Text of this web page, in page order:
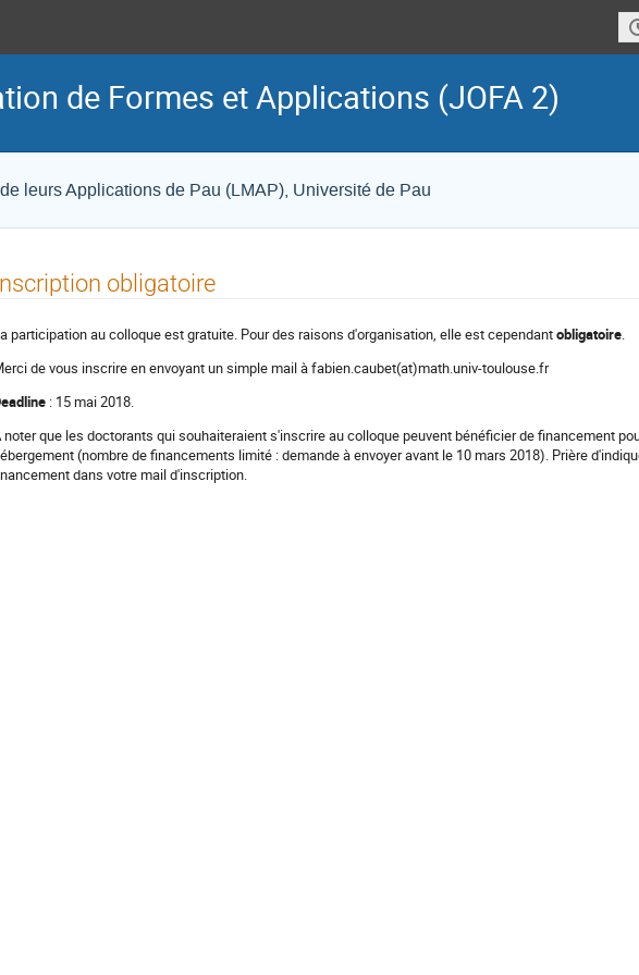
de Formes et Applications (JOFA 2)
leurs Applications de Pau (LMAP), Université de Pau
obligatoire
participation au colloque est gratuite. Pour des raisons d'organisation, elle est cependantobligatoire.
de vous inscrire en envoyant un simple mail à fabien.caubet(at)math.univ-toulouse.fr
: 15 mai 2018.
noter que les doctorants qui souhaiteraient s'inscrire au colloque peuvent bénéficier de financement
(nombre de financements limité : demande à envoyer avant le 10 mars 2018). Prière
dans votre mail d'inscription.